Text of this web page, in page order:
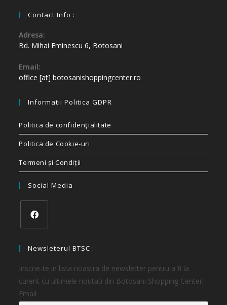
Contact Info :
Adresa:
Bd. Mihai Eminescu 6, Botosani
Email:
office [at] botosanishoppingcenter.ro
Informatii Politica GDPR
Politica de confidenţialitate
Politica de Cookie-uri
Termeni și Condiții
Social Media
Newsleterul BTSC :
Inscrie-te in lista noastra de newsletter pentru a fi la
curent cu ultimele noutati din Botosani Shopping Center!
Email